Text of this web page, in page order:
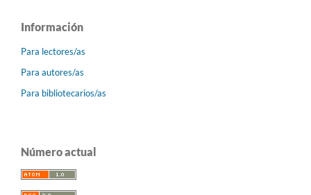
Información
Para lectores/as
Para autores/as
Para bibliotecarios/as
Número actual